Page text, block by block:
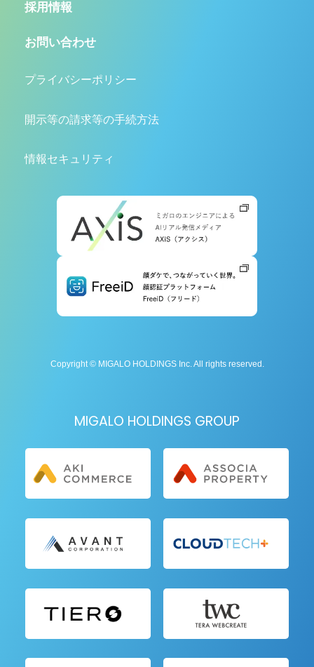
採用情報
お問い合わせ
プライバシーポリシー
開示等の請求等の手続方法
情報セキュリティ
Copyright © MIGALO HOLDINGS Inc. All rights reserved.
MIGALO HOLDINGS GROUP